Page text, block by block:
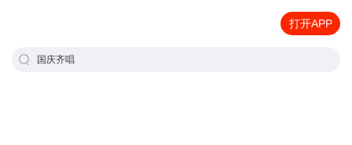
打开APP
国庆齐唱